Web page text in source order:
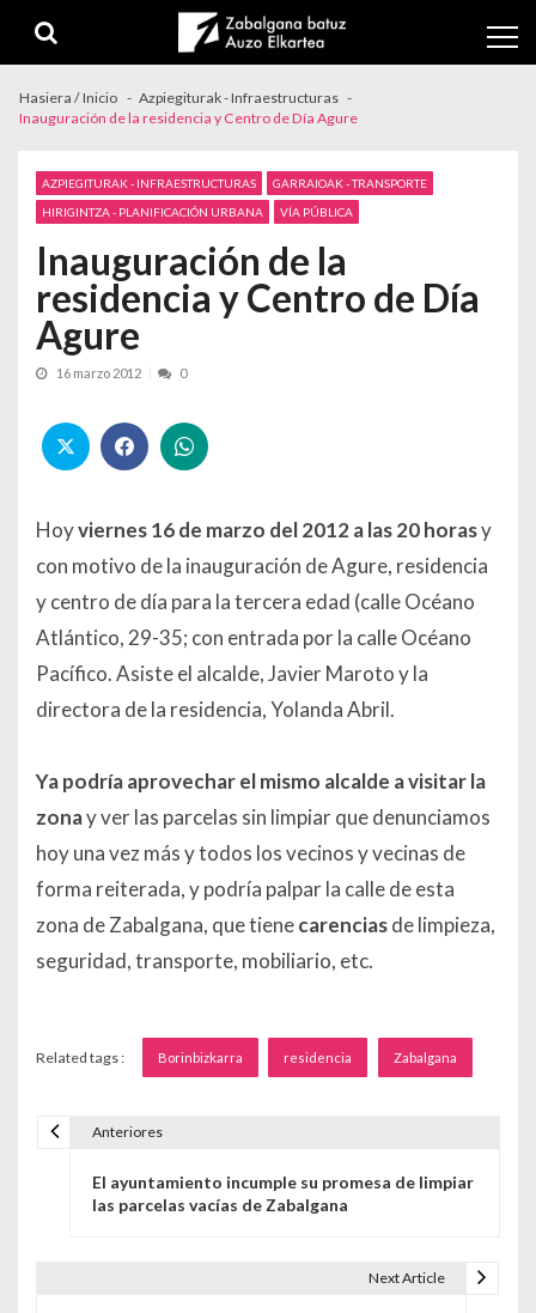
Hasiera / Inicio
Azpiegiturak - Infraestructuras
Inauguración de la residencia y Centro de Día Agure
AZPIEGITURAK - INFRAESTRUCTURAS
GARRAIOAK - TRANSPORTE
HIRIGINTZA - PLANIFICACIÓN URBANA
VÍA PÚBLICA
Inauguración de la
residencia y Centro de Día
Agure
16 marzo 2012 0
Hoyviernes 16 de marzo del 2012 a las 20 horasy
con motivo de la inauguración de Agure, residencia
y centro de día para la tercera edad (calle Océano
Atlántico, 29-35; con entrada por la calle Océano
Pacífico. Asiste el alcalde, Javier Maroto y la
directora de la residencia, Yolanda Abril.
Ya podría aprovechar el mismo alcalde a visitar la
zonay ver las parcelas sin limpiar que denunciamos
hoy una vez más y todos los vecinos y vecinas de
forma reiterada, y podría palpar la calle de esta
zona de Zabalgana, que tienecarenciasde limpieza,
seguridad, transporte, mobiliario, etc.
Related tags : Borinbizkarra residencia Zabalgana
Anteriores
El ayuntamiento incumple su promesa de limpiar
las parcelas vacías de Zabalgana
Next Article